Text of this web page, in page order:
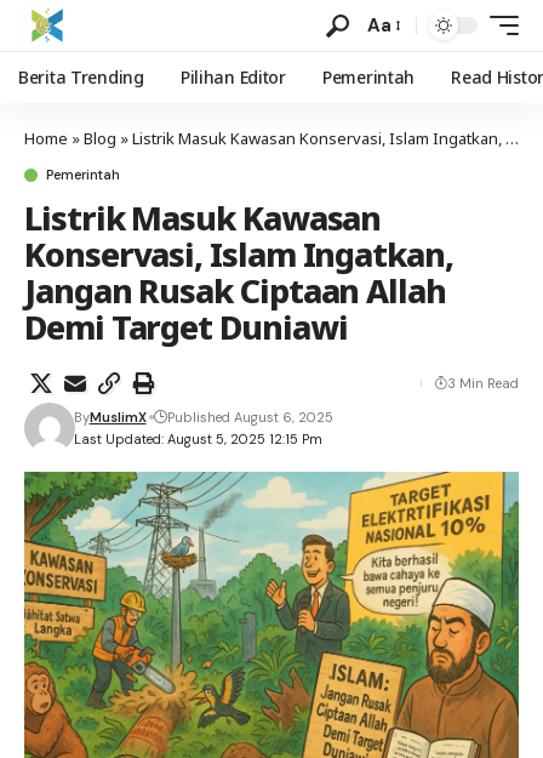
Aa
Berita Trending Pilihan Editor Pemerintah Read
Home »Blog »Listrik Masuk Kawasan Konservasi, Islam Ingatkan, Jangan Rusak Ciptaan Allah Demi Target Duniawi
Pemerintah
Listrik Masuk Kawasan
Konservasi, Islam Ingatkan,
Jangan Rusak Ciptaan Allah
Demi Target Duniawi
Last Updated: August 5, 2025 12:15 Pm
ByMuslimX Published August 6, 2025
3 Min Read